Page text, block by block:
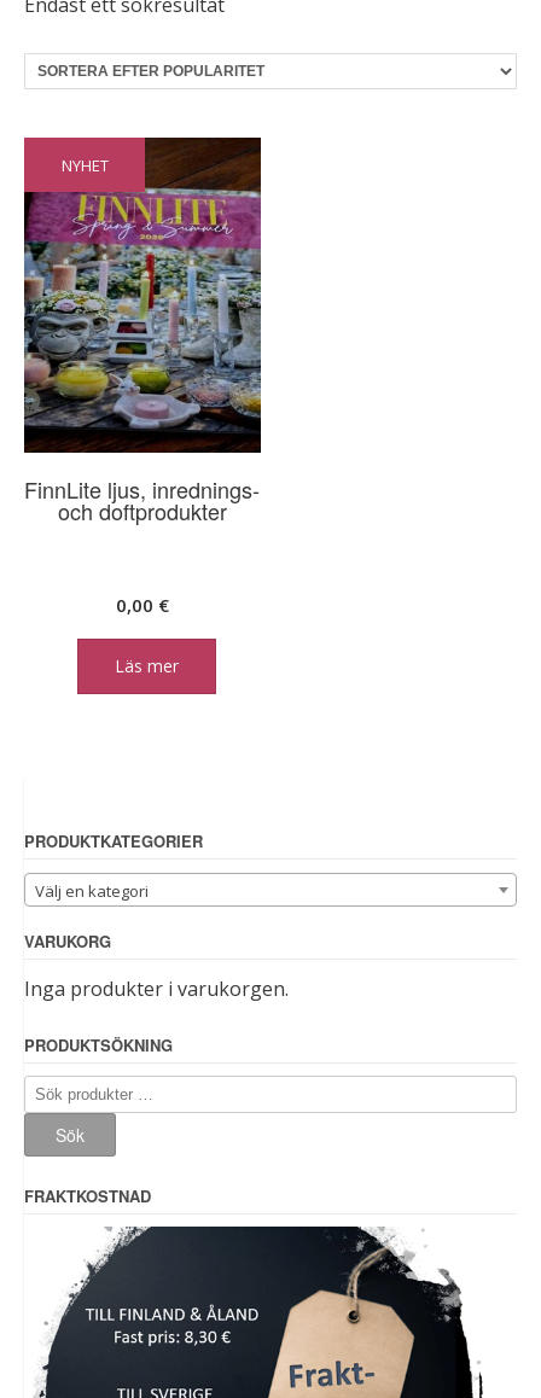
NYHET
FinnLite ljus, inrednings-
och doftprodukter
0,00 €
Läs mer
PRODUKTKATEGORIER
Välj en kategori
VARUKORG
Inga produkter i varukorgen.
PRODUKTSÖKNING
Sök
efter:
Sök
FRAKTKOSTNAD